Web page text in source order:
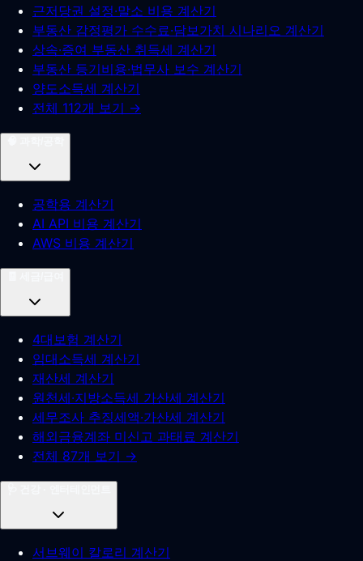
근저당권 설정·말소 비용 계산기
부동산 감정평가 수수료·담보가치 시나리오 계산기
상속·증여 부동산 취득세 계산기
부동산 등기비용·법무사 보수 계산기
양도소득세 계산기
전체 112개 보기 →
공학용 계산기
AI API 비용 계산기
AWS 비용 계산기
4대보험 계산기
임대소득세 계산기
재산세 계산기
원천세·지방소득세 가산세 계산기
세무조사 추징세액·가산세 계산기
해외금융계좌 미신고 과태료 계산기
전체 87개 보기 →
서브웨이 칼로리 계산기